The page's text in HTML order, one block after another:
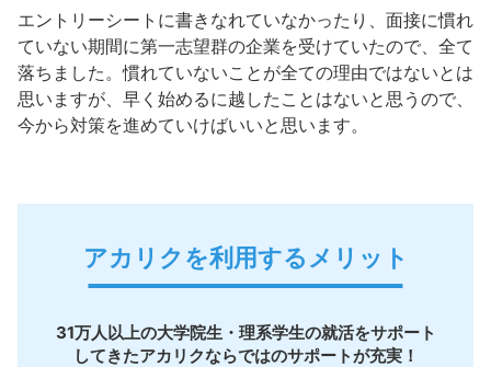
エントリーシートに書きなれていなかったり、面接に慣れ
ていない期間に第一志望群の企業を受けていたので、全て
落ちました。慣れていないことが全ての理由ではないとは
思いますが、早く始めるに越したことはないと思うので、
今から対策を進めていけばいいと思います。
アカリクを利用するメリット
31万人以上の大学院生・理系学生の就活をサポート
してきたアカリクならではのサポートが充実！